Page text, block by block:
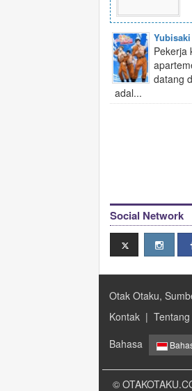
Pekerja
datang
adal...
Social Network
Otak Otaku,
Kontak |
Bahasa
©